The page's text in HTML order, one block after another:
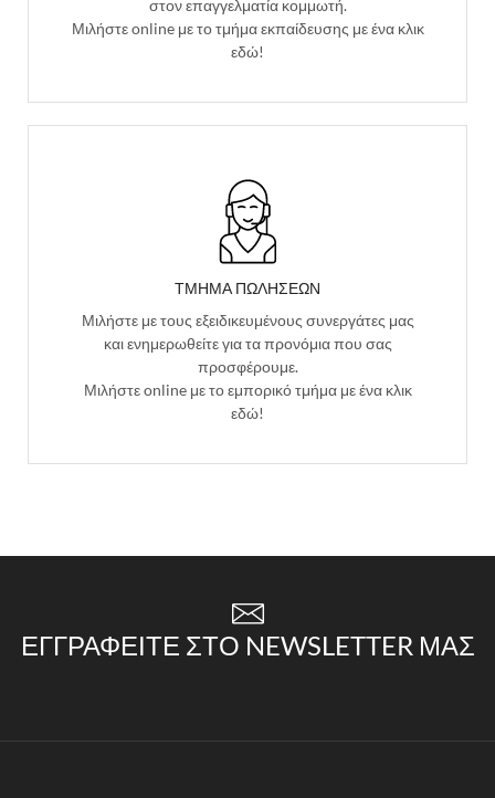
στον επαγγελματία κομμωτή.
Μιλήστε online με το τμήμα εκπαίδευσης με ένα κλικ
εδώ!
ΤΜΗΜΑ ΠΩΛΗΣΕΩΝ
Μιλήστε με τους εξειδικευμένους συνεργάτες μας
και ενημερωθείτε για τα προνόμια που σας
προσφέρουμε.
Μιλήστε online με το εμπορικό τμήμα με ένα κλικ
εδώ!
ΕΓΓΡΑΦΕΊΤΕ ΣΤΟ NEWSLETTER ΜΑΣ